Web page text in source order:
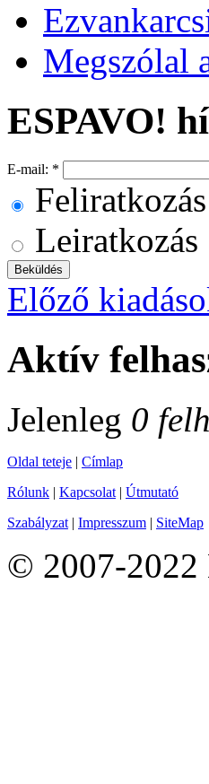
Megszólal
ESPAVO!
E-mail: *
Feliratkozás
Leiratkozás
Előző
Aktív
Jelenleg 0
Oldal teteje | Címlap
Rólunk | Kapcsolat | Útmutató
Szabályzat | Impresszum | SiteMap
© 2007-2022